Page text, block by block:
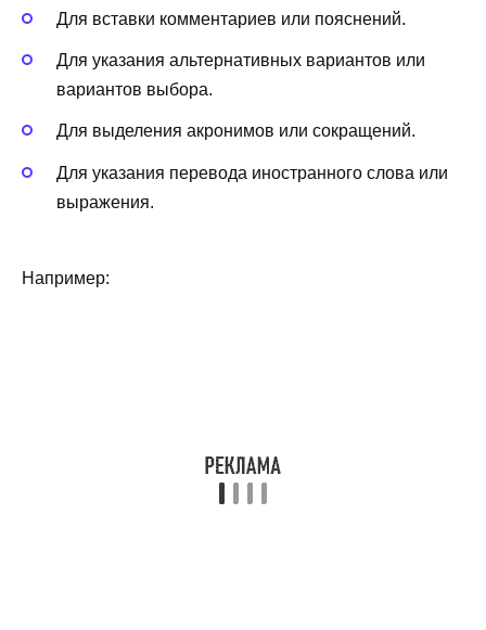
Для вставки комментариев или пояснений.
Для указания альтернативных вариантов или
вариантов выбора.
Для выделения акронимов или сокращений.
Для указания перевода иностранного слова или
выражения.
Например: